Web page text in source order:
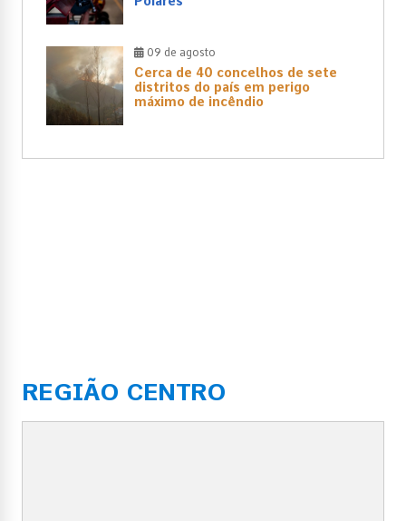
09 de agosto
Cerca de 40 concelhos de sete
distritos do país em perigo
máximo de incêndio
REGIÃO CENTRO